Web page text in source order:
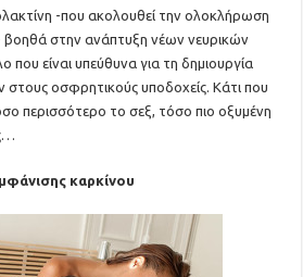
-που ακολουθεί την ολοκλήρωση
βοηθά στην ανάπτυξη νέων νευρικών
είναι υπεύθυνα για τη δημιουργία
οσφρητικούς υποδοχείς. Κάτι που
περισσότερο το σεξ, τόσο πιο οξυμένη
καρκίνου